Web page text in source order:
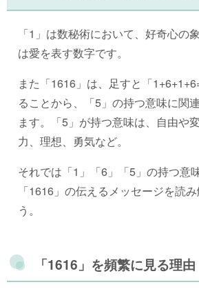
「1」は数秘術において、好奇心の
は愛を表す数字です。
また「1616」は、足すと「
ることから、「5」の持つ意味に関
ます。「5」が持つ意味は、自由や
力、理想、勇気など。
それでは「1」「6」「5」の持つ意
「1616」の伝えるメッセージを読
う。
「1616」を頻繁に見る理由